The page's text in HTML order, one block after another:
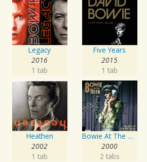
Legacy
2016
1 tab
Five Years
2015
1 tab
Heathen
2002
1 tab
Bowie At The Beeb
2000
2 tabs